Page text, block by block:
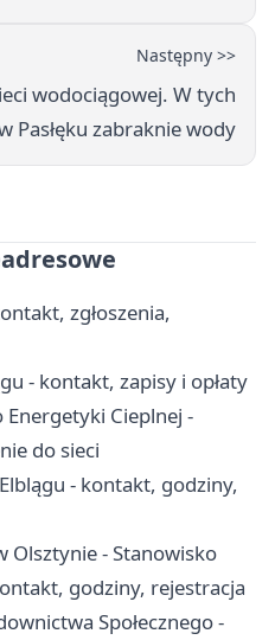
Następny >>
wodociągowej. W tych
Pasłęku zabraknie wody
zgłoszenia,
- kontakt, zapisy i opłaty
Cieplnej -
do sieci
- kontakt, godziny,
Olsztynie - Stanowisko
godziny, rejestracja
Społecznego -